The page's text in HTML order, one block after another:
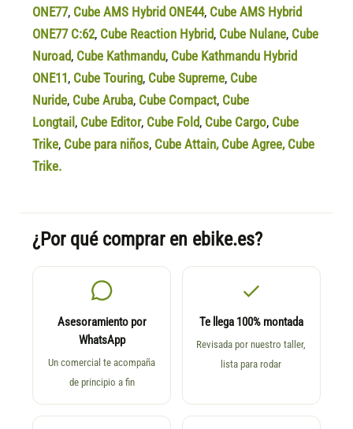
ONE77, Cube AMS Hybrid ONE44, Cube AMS Hybrid
ONE77 C:62, Cube Reaction Hybrid, Cube Nulane, Cube
Nuroad, Cube Kathmandu, Cube Kathmandu Hybrid
ONE11, Cube Touring, Cube Supreme, Cube
Nuride, Cube Aruba, Cube Compact, Cube
Longtail , Cube Editor, Cube Fold, Cube Cargo, Cube
Trike, Cube para niños, Cube Attain, Cube Agree, Cube
Trike.
¿Por qué comprar en ebike.es?
Asesoramiento por
WhatsApp
Un comercial te acompaña
de principio a fin
Te llega 100% montada
Revisada por nuestro taller,
lista para rodar